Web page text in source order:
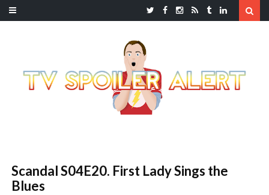
Scandal S04E20. First Lady Sings the
Blues